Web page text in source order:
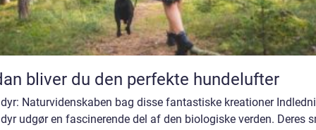
bliver du den perfekte hundelufter
Naturvidenskaben bag disse fantastiske kreationer
udgør en fascinerende del af den biologiske verden. Deres